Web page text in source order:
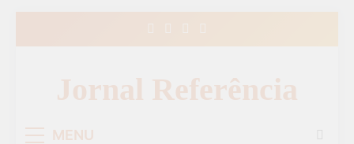
Jornal Referência
MENU